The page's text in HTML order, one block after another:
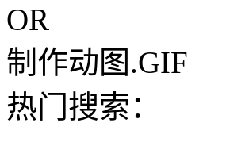
OR
制作动图.GIF
热门搜索：